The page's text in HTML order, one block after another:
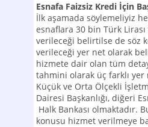
Esnafa Faizsiz Kredi İçin
İlk aşamada söylemeliyiz
esnaflara 30 bin Türk
verileceği belirtilse de söz
verileceği yer net olarak
hizmete dair olan tüm
tahmini olarak üç farklı
Küçük ve Orta Ölçekli
Dairesi Başkanlığı, diğeri
Halk Bankası olmaktadır.
konusu hizmet verilmeye